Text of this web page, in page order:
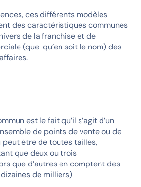
ces différents modèles
des caractéristiques communes
de la franchise et de
(quel qu’en soit le nom) des
est le fait qu’il s’agit d’un
de points de vente ou de
peut être de toutes tailles,
que deux ou trois
que d’autres en comptent des
de milliers)